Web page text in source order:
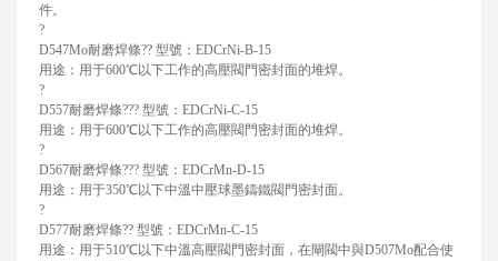
件。
?
D547Mo耐磨焊條?? 型號：EDCrNi-B-15
用途：用于600℃以下工作的高壓閥門密封面的堆焊。
?
D557耐磨焊條??? 型號：EDCrNi-C-15
用途：用于600℃以下工作的高壓閥門密封面的堆焊。
?
D567耐磨焊條??? 型號：EDCrMn-D-15
用途：用于350℃以下中溫中壓球墨鑄鐵閥門密封面。
?
D577耐磨焊條?? 型號：EDCrMn-C-15
用途：用于510℃以下中溫高壓閥門密封面，在閘閥中與D507Mo配合使